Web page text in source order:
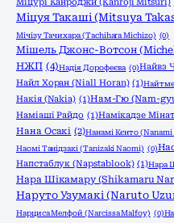
Міцуя Такаші (Mitsuya
Мічізу Тачихара (Tachihara Michizo) (0)
Мішель Джонс-Вотсон
НЖП (4)Надія Дорофеєва (0)Найвз
Найл Хоран (Niall Horan) (1)
Накія (Nakia) (1)Нам-Гю (Nam-
Наміаші Райдо (1)Намікадзе
Нана Осакі (2)Нанамі Кєнто (Nanami
Наомі Танідзакі (Tanizaki Naomi) (0)
Напстаблук (Napstablook) (1)Нара
Нара Шікамару (Shikamaru
Наруто Узумакі (Naruto
Нарциса Мелфой (Narcissa Malfoy) (0)